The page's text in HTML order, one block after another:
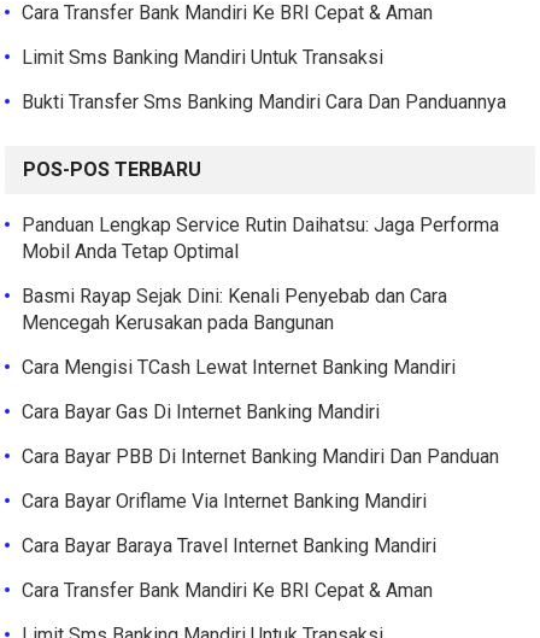
Cara Transfer Bank Mandiri Ke BRI Cepat & Aman
Limit Sms Banking Mandiri Untuk Transaksi
Bukti Transfer Sms Banking Mandiri Cara Dan Panduannya
POS-POS TERBARU
Panduan Lengkap Service Rutin Daihatsu: Jaga Performa
Mobil Anda Tetap Optimal
Basmi Rayap Sejak Dini: Kenali Penyebab dan Cara
Mencegah Kerusakan pada Bangunan
Cara Mengisi TCash Lewat Internet Banking Mandiri
Cara Bayar Gas Di Internet Banking Mandiri
Cara Bayar PBB Di Internet Banking Mandiri Dan Panduan
Cara Bayar Oriflame Via Internet Banking Mandiri
Cara Bayar Baraya Travel Internet Banking Mandiri
Cara Transfer Bank Mandiri Ke BRI Cepat & Aman